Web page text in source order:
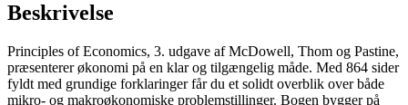
Beskrivelse
Principles of Economics, 3. udgave af McDowell, Thom og Pastine,
præsenterer økonomi på en klar og tilgængelig måde. Med 864 sider
fyldt med grundige forklaringer får du et solidt overblik over både
mikro- og makroøkonomiske problemstillinger. Bogen bygger på